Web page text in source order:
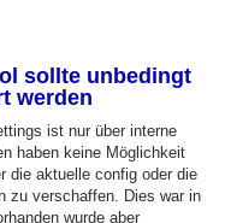
sollte unbedingt
werden
ist nur über interne
haben keine Möglichkeit
die aktuelle config oder die
zu verschaffen. Dies war in
wurde aber